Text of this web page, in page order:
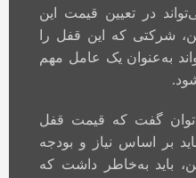
در تعیین قیمت این
شرکتی که این قفل را
به‌عنوان یک عامل مهم
گفت که قیمت قفل
بر اساس نیاز و بودجه
باید به‌خاطر داشت که